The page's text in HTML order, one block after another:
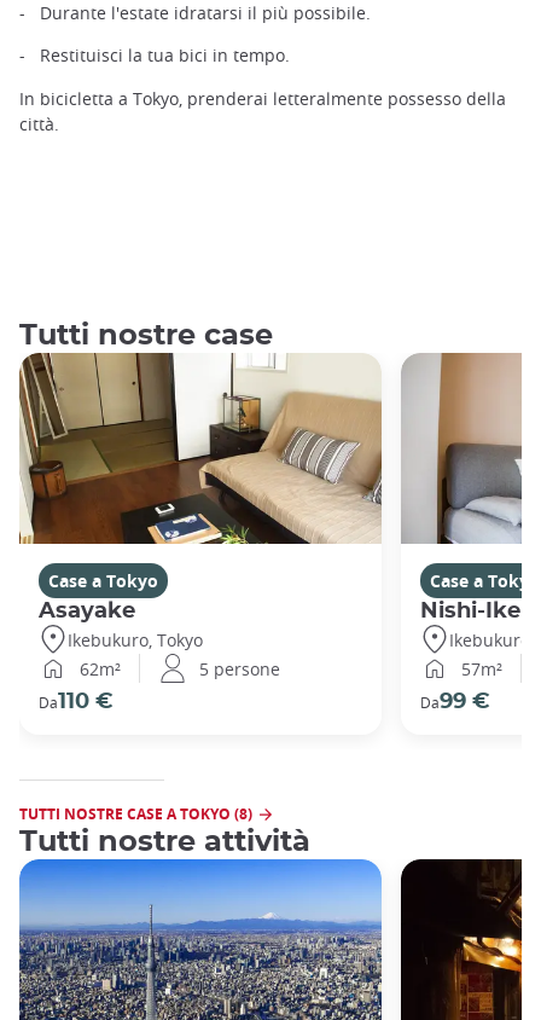
- Durante l'estate idratarsi il più possibile.
- Restituisci la tua bici in tempo.
In bicicletta a Tokyo, prenderai letteralmente possesso della
città.
Tutti nostre case
Case a Tokyo
Asayake
Ikebukuro, Tokyo
62m²
5 persone
Da110 €
Case a Tokyo
Nishi-
Ikebukuro,
57m²
Da99 €
TUTTI NOSTRE CASE A TOKYO (8)
Tutti nostre attività